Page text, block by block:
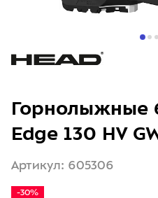
Горнолыжные
Edge 130 HV
Артикул: 605306
-30%